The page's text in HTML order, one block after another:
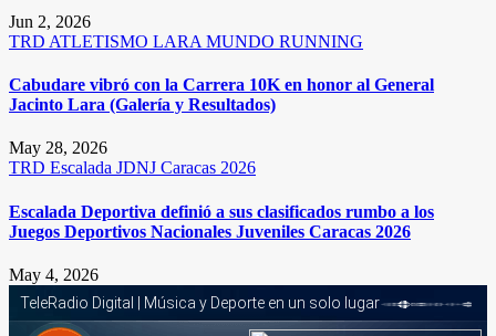
Jun 2, 2026
TRD ATLETISMO LARA MUNDO RUNNING
Cabudare vibró con la Carrera 10K en honor al General
Jacinto Lara (Galería y Resultados)
May 28, 2026
TRD Escalada JDNJ Caracas 2026
Escalada Deportiva definió a sus clasificados rumbo a los
Juegos Deportivos Nacionales Juveniles Caracas 2026
May 4, 2026